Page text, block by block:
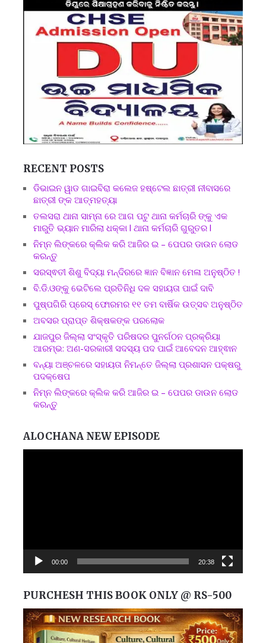
RECENT POSTS
ଡିଭାଇନ ୱାଡ ଗାଇବିରା କଲେଜ ହଷ୍ଟେଲ ଛାତ୍ରୀ ନୀବାସରେ
ଛାତ୍ରୀ ଙ୍କ ଆତ୍ମହତ୍ୟା
ତଲସରା ଥାନା ସାମ୍ନା ରେ ଆଗ ପଟୁ ଥାନା କର୍ମଚାରି ଙ୍କୁ ଏକ
ମାରୁତି ଭ୍ୟାନ ମାରିଲା ଧକ୍କା l ଥାନା କର୍ମଚାରି ଗୁରୁତର l
ନିମ୍ନ ଲିଙ୍କରେ କ୍ଲିକ କରି ଆଜିର ଇ – ପେପର ଡାଉନ ଲୋଡ
କରନ୍ତୁ
ସରସ୍ଵତୀ ଶିଶୁ ବିଦ୍ୟା ମନ୍ଦିରରେ ଜ୍ଞାନ ବିଜ୍ଞାନ ମେଳା ଅନୁଷ୍ଠିତ !
ବି.ଡି.ଓଙ୍କୁ ଭେଟିଲେ ପ୍ରତିନିଧି ଦଳ ସହାୟତା ପାଇଁ ଦାବି
ପୁଷ୍ପଗିରି ପ୍ରେସ୍ ଫୋରମର ୧୧ ତମ ବାର୍ଷିକ ଉତ୍ସବ ଅନୁଷ୍ଠିତ
ଅବସର ପ୍ରାପ୍ତ ଶିକ୍ଷକଙ୍କ ପରଲୋକ
ଯାଜପୁର ଜିଲ୍ଲା ସଂସ୍କୃତି ପରିଷଦର ପୁନର୍ଗଠନ ପ୍ରକ୍ରିୟା
ଆରମ୍ଭ: ଅଣ-ସରକାରୀ ସଦସ୍ୟ ପଦ ପାଇଁ ଆବେଦନ ଆହ୍ଵାନ
ବନ୍ୟା ଅଞ୍ଚଳରେ ସହାୟତା ନିମନ୍ତେ ଜିଲ୍ଲା ପ୍ରଶାସନ ପକ୍ଷରୁ
ପଦକ୍ଷେପ
ନିମ୍ନ ଲିଙ୍କରେ କ୍ଲିକ କରି ଆଜିର ଇ – ପେପର ଡାଉନ ଲୋଡ
କରନ୍ତୁ
ALOCHANA NEW EPISODE
00:00 20:38
PURCHESH THIS BOOK ONLY @ RS-500